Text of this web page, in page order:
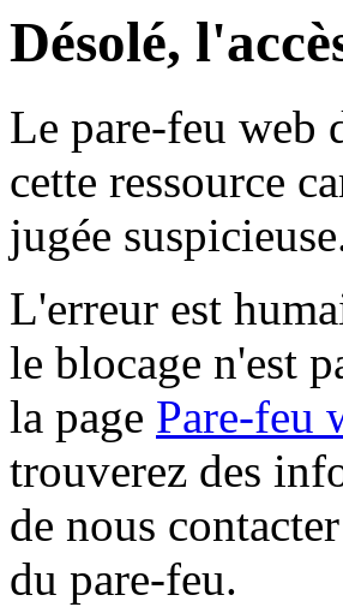
Désolé,
Le pare-feu web
cette ressource
jugée
L'erreur est
le blocage n'est
la page Pare-feu
trouverez des
de nous
du pare-feu.